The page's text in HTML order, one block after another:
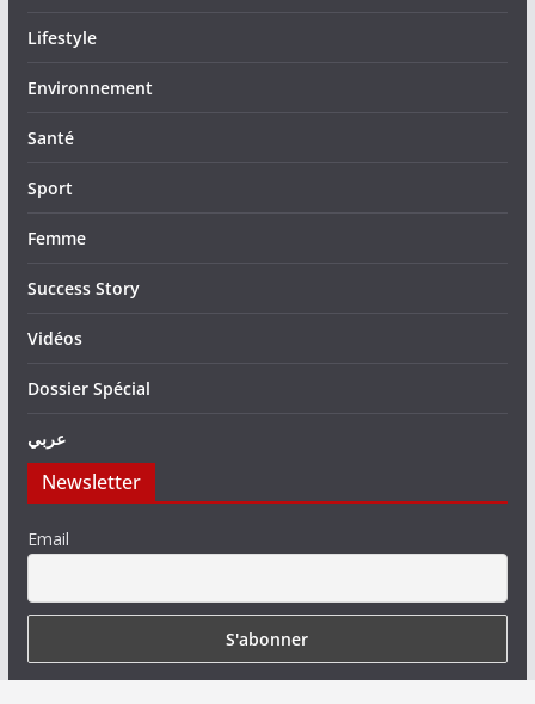
Lifestyle
Environnement
Santé
Sport
Femme
Success Story
Vidéos
Dossier Spécial
عربي
Newsletter
Email